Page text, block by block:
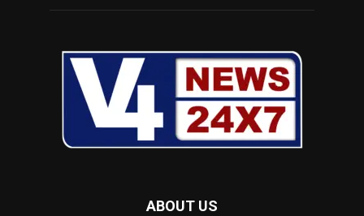
ABOUT US